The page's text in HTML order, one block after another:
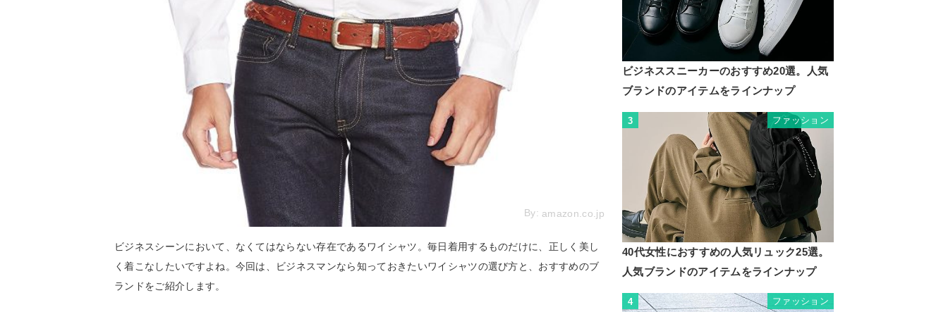
By: amazon.co.jp
ビジネスシーンにおいて、なくてはならない存在であるワイシャツ。毎日着用するものだけに、正しく美し
く着こなしたいですよね。今回は、ビジネスマンなら知っておきたいワイシャツの選び方と、おすすめのブ
ランドをご紹介します。
ビジネススニーカーのおすすめ20選。人気
ブランドのアイテムをラインナップ
3 ファッション
40代女性におすすめの人気リュック25選。
人気ブランドのアイテムをラインナップ
4 ファッション